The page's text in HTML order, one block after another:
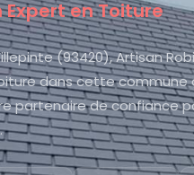
en Toiture
(93420), Artisan
dans cette commune
partenaire de confiance